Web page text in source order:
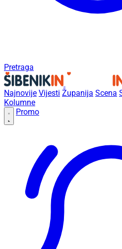
Pretraga
Najnovije Vijesti Županija Scena
Kolumne
Promo